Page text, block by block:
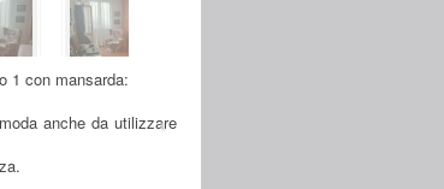
1 con mansarda:
anche da utilizzare